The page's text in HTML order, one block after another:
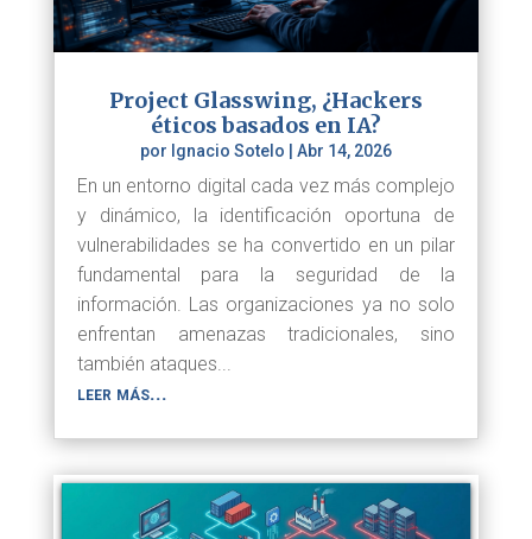
Project Glasswing, ¿Hackers
éticos basados en IA?
por Ignacio Sotelo Abr 14, 2026
En un entorno digital cada vez más complejo
y dinámico, la identificación oportuna de
vulnerabilidades se ha convertido en un pilar
fundamental para la seguridad de la
información. Las organizaciones ya no solo
enfrentan amenazas tradicionales, sino
también ataques...
leer más...